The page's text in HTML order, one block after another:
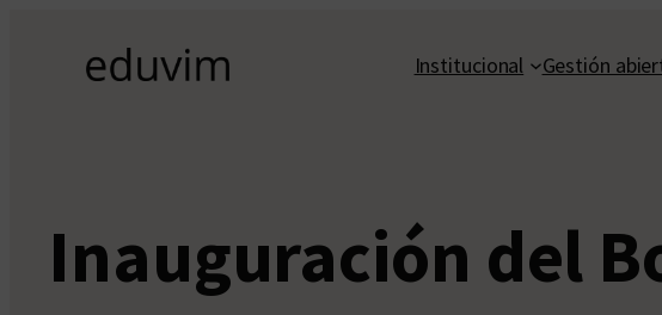
contenido
Institucional Gestión
Inauguración del